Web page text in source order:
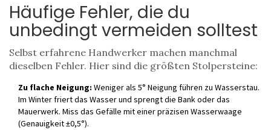
Häufige Fehler, die du
unbedingt vermeiden solltest
Selbst erfahrene Handwerker machen manchmal
dieselben Fehler. Hier sind die größten Stolpersteine:
Zu flache Neigung: Weniger als 5° Neigung führen zu Wasserstau.
Im Winter friert das Wasser und sprengt die Bank oder das
Mauerwerk. Miss das Gefälle mit einer präzisen Wasserwaage
(Genauigkeit ±0,5°).